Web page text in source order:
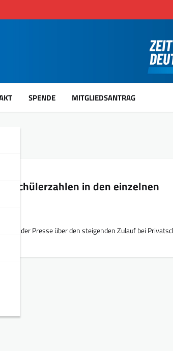
SPENDE MITGLIEDSANTRAG
Schülerzahlen in den einzelnen
in der Presse über den steigenden Zulauf bei